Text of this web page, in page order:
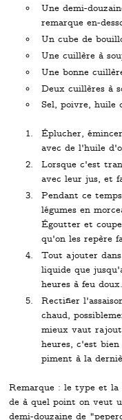
Une demi-
remarque en-
Un cube de
Une cuillère à
Une bonne
Deux cuillères à
Sel, poivre, huile
Éplucher,
avec de l'huile
Lorsque c'est
avec leur jus, et
Pendant ce
légumes en
Égoutter et
qu'on les repère
Tout ajouter
liquide que
heures à feu doux.
Rectifier
chaud,
mieux vaut
heures, c'est
piment à la
Remarque : le type et
de à quel point on veut
demi-douzaine de